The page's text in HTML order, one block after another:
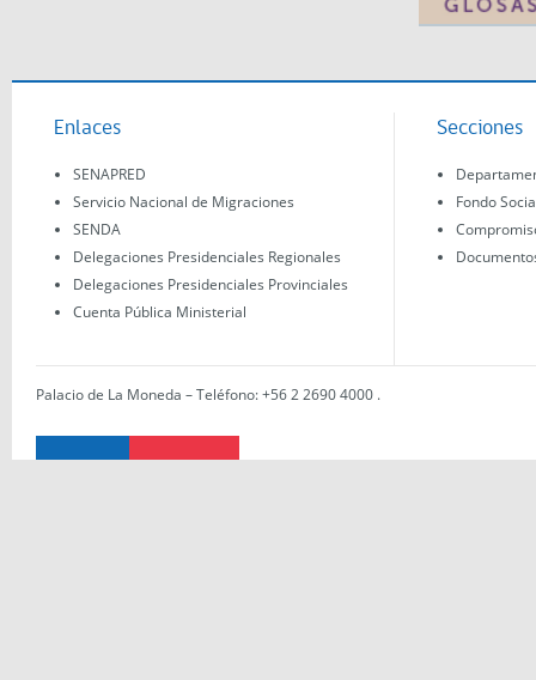
Enlaces
SENAPRED
Servicio Nacional de Migraciones
SENDA
Delegaciones Presidenciales Regionales
Delegaciones Presidenciales Provinciales
Cuenta Pública Ministerial
Secciones
Fondo
Palacio de La Moneda – Teléfono: +56 2 2690 4000 .